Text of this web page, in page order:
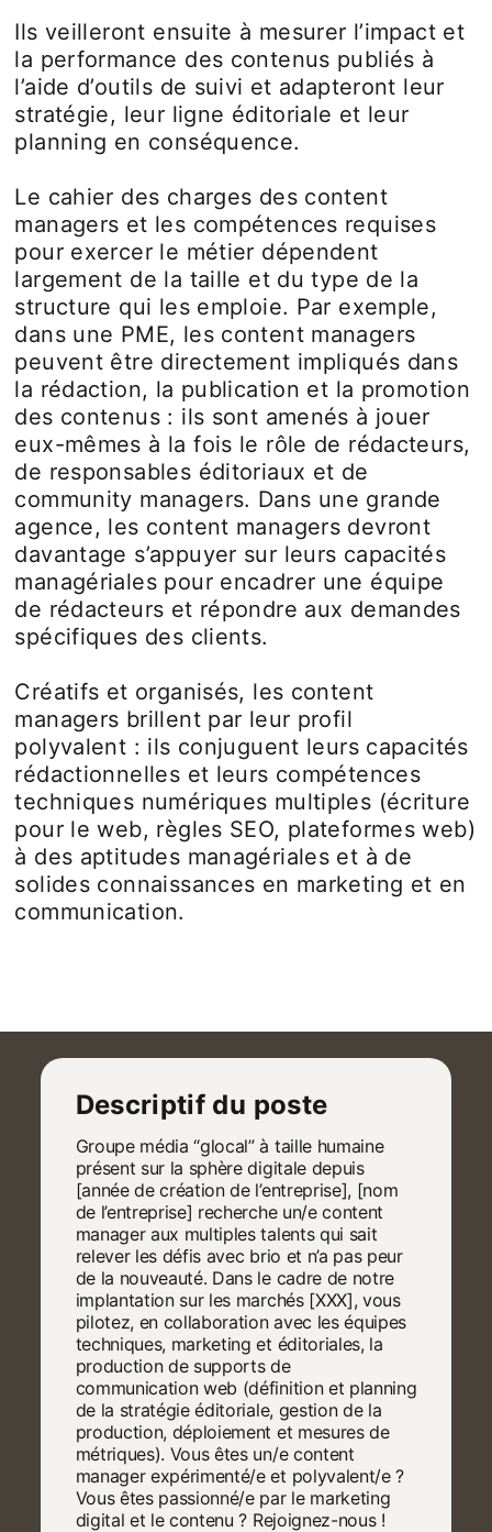
Ils veilleront ensuite à mesurer l’impact et
la performance des contenus publiés à
l’aide d’outils de suivi et adapteront leur
stratégie, leur ligne éditoriale et leur
planning en conséquence.
Le cahier des charges des content
managers et les compétences requises
pour exercer le métier dépendent
largement de la taille et du type de la
structure qui les emploie. Par exemple,
dans une PME, les content managers
peuvent être directement impliqués dans
la rédaction, la publication et la promotion
des contenus : ils sont amenés à jouer
eux-mêmes à la fois le rôle de rédacteurs,
de responsables éditoriaux et de
community managers. Dans une grande
agence, les content managers devront
davantage s’appuyer sur leurs capacités
managériales pour encadrer une équipe
de rédacteurs et répondre aux demandes
spécifiques des clients.
Créatifs et organisés, les content
managers brillent par leur profil
polyvalent : ils conjuguent leurs capacités
rédactionnelles et leurs compétences
techniques numériques multiples (écriture
pour le web, règles SEO, plateformes web)
à des aptitudes managériales et à de
solides connaissances en marketing et en
communication.
Descriptif du poste
Groupe média “glocal” à taille humaine
présent sur la sphère digitale depuis
[année de création de l’entreprise], [nom
de l’entreprise] recherche un/e content
manager aux multiples talents qui sait
relever les défis avec brio et n’a pas peur
de la nouveauté. Dans le cadre de notre
implantation sur les marchés [XXX], vous
pilotez, en collaboration avec les équipes
techniques, marketing et éditoriales, la
production de supports de
communication web (définition et planning
de la stratégie éditoriale, gestion de la
production, déploiement et mesures de
métriques). Vous êtes un/e content
manager expérimenté/e et polyvalent/e ?
Vous êtes passionné/e par le marketing
digital et le contenu ? Rejoignez-nous !